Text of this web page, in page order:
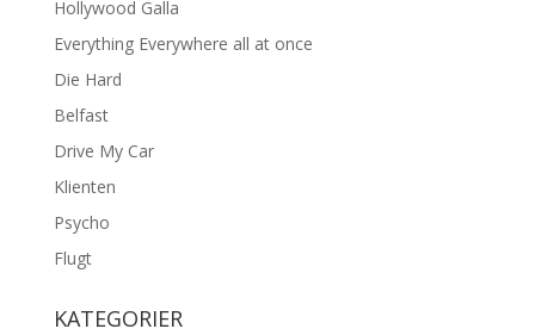
Hollywood Galla
Everything Everywhere all at once
Die Hard
Belfast
Drive My Car
Klienten
Psycho
Flugt
KATEGORIER